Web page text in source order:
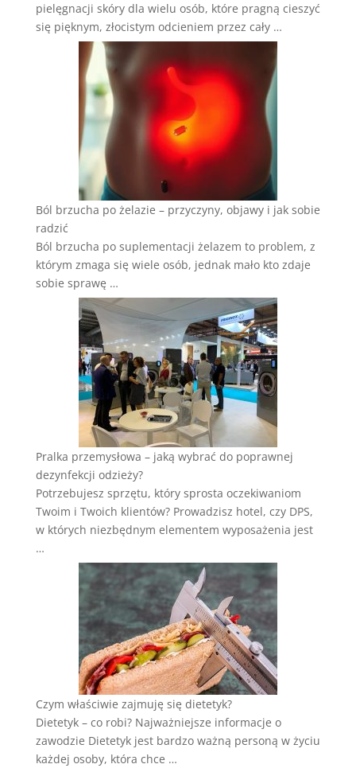
pielęgnacji skóry dla wielu osób, które pragną cieszyć
się pięknym, złocistym odcieniem przez cały …
Ból brzucha po żelazie – przyczyny, objawy i jak sobie
radzić
Ból brzucha po suplementacji żelazem to problem, z
którym zmaga się wiele osób, jednak mało kto zdaje
sobie sprawę …
Pralka przemysłowa – jaką wybrać do poprawnej
dezynfekcji odzieży?
Potrzebujesz sprzętu, który sprosta oczekiwaniom
Twoim i Twoich klientów? Prowadzisz hotel, czy DPS,
w których niezbędnym elementem wyposażenia jest
…
Czym właściwie zajmuję się dietetyk?
Dietetyk – co robi? Najważniejsze informacje o
zawodzie Dietetyk jest bardzo ważną personą w życiu
każdej osoby, która chce …